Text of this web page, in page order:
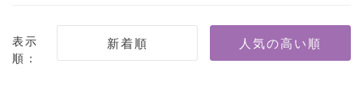
表示
順：